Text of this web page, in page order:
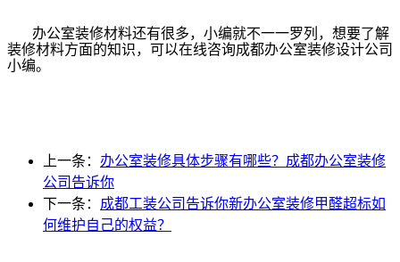
办公室装修材料还有很多，小编就不一一罗列，想要了解
装修材料方面的知识，可以在线咨询成都办公室装修设计公司
小编。
上一条： 办公室装修具体步骤有哪些？成都办公室装修
公司告诉你
下一条： 成都工装公司告诉你新办公室装修甲醛超标如
何维护自己的权益？